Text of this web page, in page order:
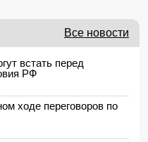
Все новости
встать перед
РФ
ходе переговоров по